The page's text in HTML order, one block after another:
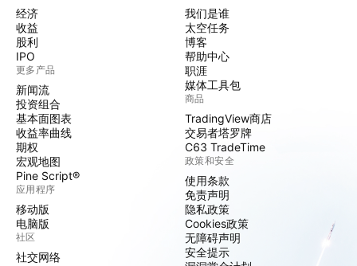
经济
收益
股利
IPO
更多产品
新闻流
投资组合
基本面图表
收益率曲线
期权
宏观地图
Pine Script®
应用程序
移动版
电脑版
社区
社交网络
我们是谁
太空任务
博客
帮助中心
职涯
媒体工具包
商品
TradingView商店
交易者塔罗牌
C63 TradeTime
政策和安全
使用条款
免责声明
隐私政策
Cookies政策
无障碍声明
安全提示